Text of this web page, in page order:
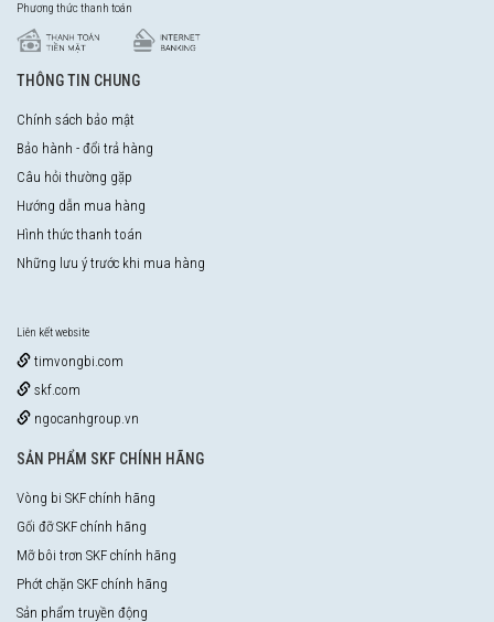
Phương thức thanh toán
THÔNG TIN CHUNG
Chính sách bảo mật
Bảo hành - đổi trả hàng
Câu hỏi thường gặp
Hướng dẫn mua hàng
Hình thức thanh toán
Những lưu ý trước khi mua hàng
Liên kết website
timvongbi.com
skf.com
ngocanhgroup.vn
SẢN PHẨM SKF CHÍNH HÃNG
Vòng bi SKF chính hãng
Gối đỡ SKF chính hãng
Mỡ bôi trơn SKF chính hãng
Phớt chặn SKF chính hãng
Sản phẩm truyền động